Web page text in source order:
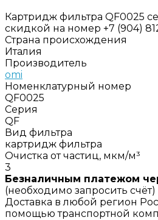
Картридж фильтра QF0025
скидкой на номер +7 (904)
Страна происхождения
Италия
Производитель
omi
Номенклатурный номер
QF0025
Серия
QF
Вид фильтра
картридж фильтра
Очистка от частиц, мкм/м³
3
Безналичным платежом
(необходимо запросить счёт)
Доставка в любой регион
помощью транспортной